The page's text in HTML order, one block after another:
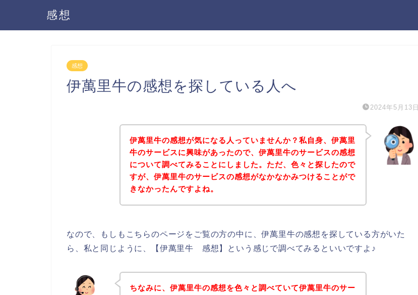
感想
感想
伊萬里牛の感想を探している人へ
2024年5月13日
伊萬里牛の感想が気になる人っていませんか？私自身、伊萬里
牛のサービスに興味があったので、伊萬里牛のサービスの感想
について調べてみることにしました。ただ、色々と探したので
すが、伊萬里牛のサービスの感想がなかなかみつけることがで
きなかったんですよね。
なので、もしもこちらのページをご覧の方の中に、伊萬里牛の感想を探している方がいた
ら、私と同じように、【伊萬里牛 感想】という感じで調べてみるといいですよ♪
ちなみに、伊萬里牛の感想を色々と調べていて伊萬里牛のサー